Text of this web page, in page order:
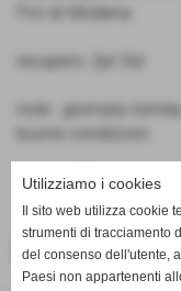
Fini di Modena
recupero: 2pt 5st
note : giornata
<< PRECEDENTE
Utilizziamo i cookies
Il sito web utilizza cookie
strumenti di tracciamento
del consenso dell'utente,
Paesi non appartenenti